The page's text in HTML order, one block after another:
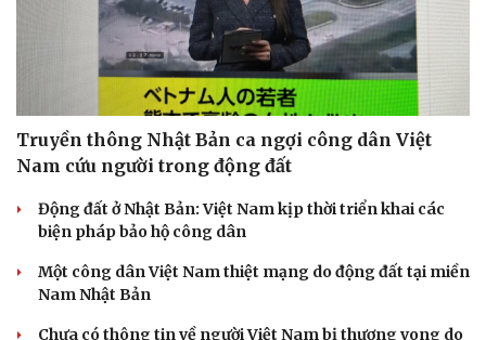
Doanh nghiệp 24h
Doanh nhân
Vì cộng đồng
Tin Công nghệ
Trải nghiệm
Chuyển đổi số
Truyền thông Nhật Bản ca ngợi công dân Việt
Nam cứu người trong động đất
Động đất ở Nhật Bản: Việt Nam kịp thời triển khai các
biện pháp bảo hộ công dân
Một công dân Việt Nam thiệt mạng do động đất tại miền
Nam Nhật Bản
Chưa có thông tin về người Việt Nam bị thương vong do